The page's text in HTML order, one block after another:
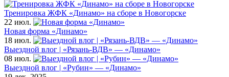
Тренировка ЖФК «Динамо» на сборе в Новогорске
22 июл.
Новая форма «Динамо»
18 июл.
Выездной влог | «Рязань-ВДВ» — «Динамо»
08 июл.
Выездной влог | «Рубин» — «Динамо»